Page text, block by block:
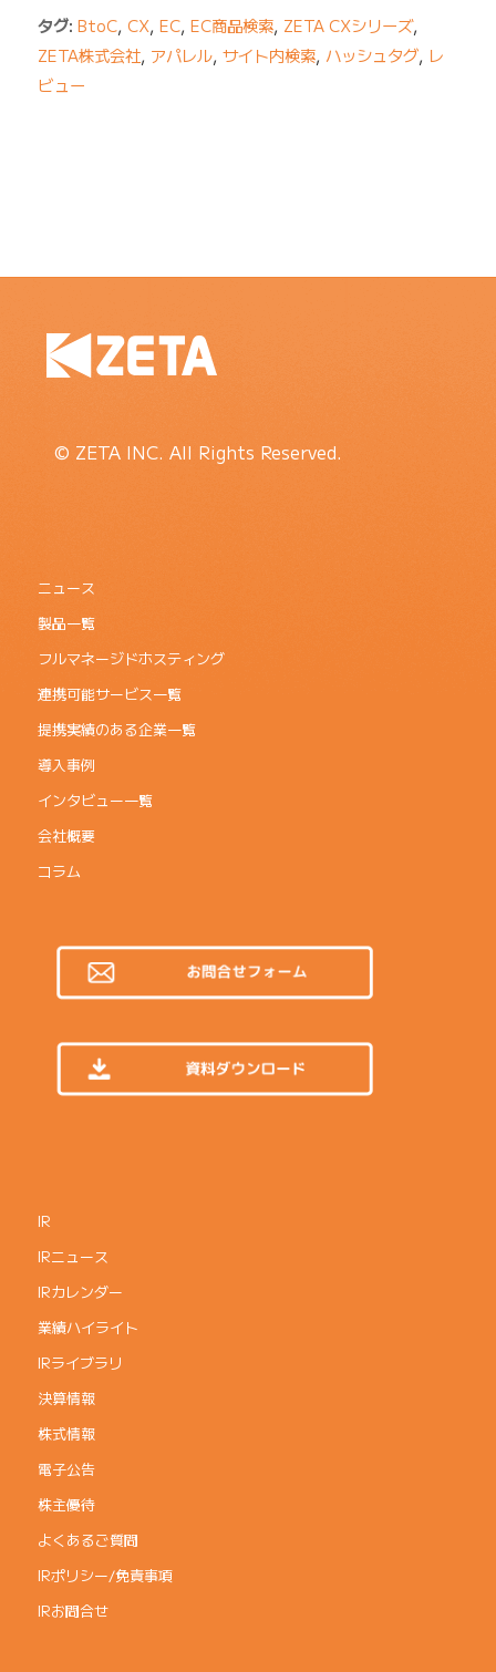
タグ: BtoC, CX, EC, EC商品検索, ZETA CXシリーズ,
ZETA株式会社, アパレル, サイト内検索, ハッシュタグ, レ
ビュー
© ZETA INC. All Rights Reserved.
ニュース
製品一覧
フルマネージドホスティング
連携可能サービス一覧
提携実績のある企業一覧
導入事例
インタビュー一覧
会社概要
コラム
IR
IRニュース
IRカレンダー
業績ハイライト
IRライブラリ
決算情報
株式情報
電子公告
株主優待
よくあるご質問
IRポリシー/免責事項
IRお問合せ